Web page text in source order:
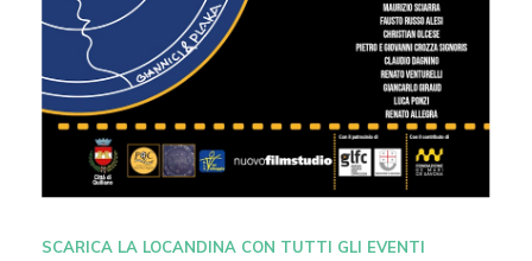
SCARICA LA LOCANDINA CON TUTTI GLI EVENTI